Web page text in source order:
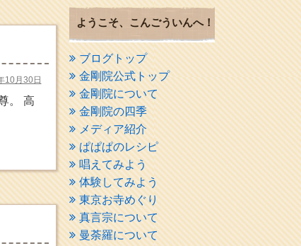
10月30日
。 高
ようこそ、こんごういんへ！
ブログトップ
金剛院公式トップ
金剛院について
金剛院の四季
メディア紹介
ぱぱぱのレシピ
唱えてみよう
体験してみよう
東京お寺めぐり
真言宗について
曼荼羅について